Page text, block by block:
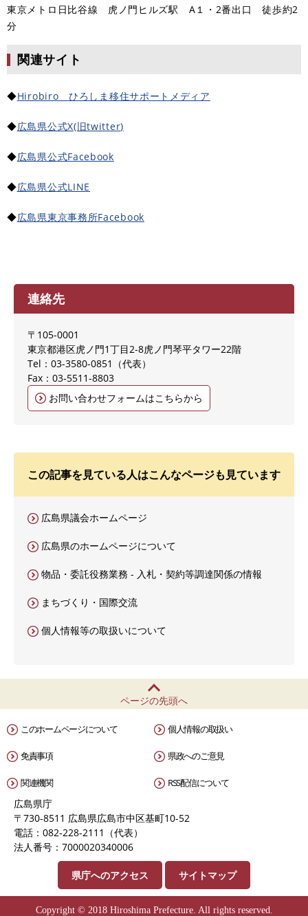
東京メトロ日比谷線 虎ノ門ヒルズ駅 A１・2番出口 徒歩約2
分
関連サイト
◆Hirobiro ひろしま移住サポートメディア
◆広島県公式X(旧twitter)
◆広島県公式Facebook
◆広島県公式LINE
◆広島県東京事務所Facebook
連絡先
〒105-0001
東京都港区虎ノ門1丁目2-8虎ノ門琴平タワー22階
Tel：03-3580-0851
代表
Fax：03-5511-8803
お問い合わせフォームはこちらから
この記事を見ている人はこんなページも見ています
広島県議会ホームページ
広島県のホームページについて
物品・委託役務業務 - 入札・契約等調達関係の情報
まちづくり・国際交流
個人情報等の取扱いについて
ページの先頭へ
このホームページについて 個人情報の取扱い
免責事項 県政へのご意見
関連機関 RSS配信について
広島県庁
〒730-8511 広島県広島市中区基町10-52
電話：082-228-2111（代表）
法人番号：7000020340006
県庁へのアクセス サイトマップ
Copyright © 2018 Hiroshima Prefecture. All rights reserved.